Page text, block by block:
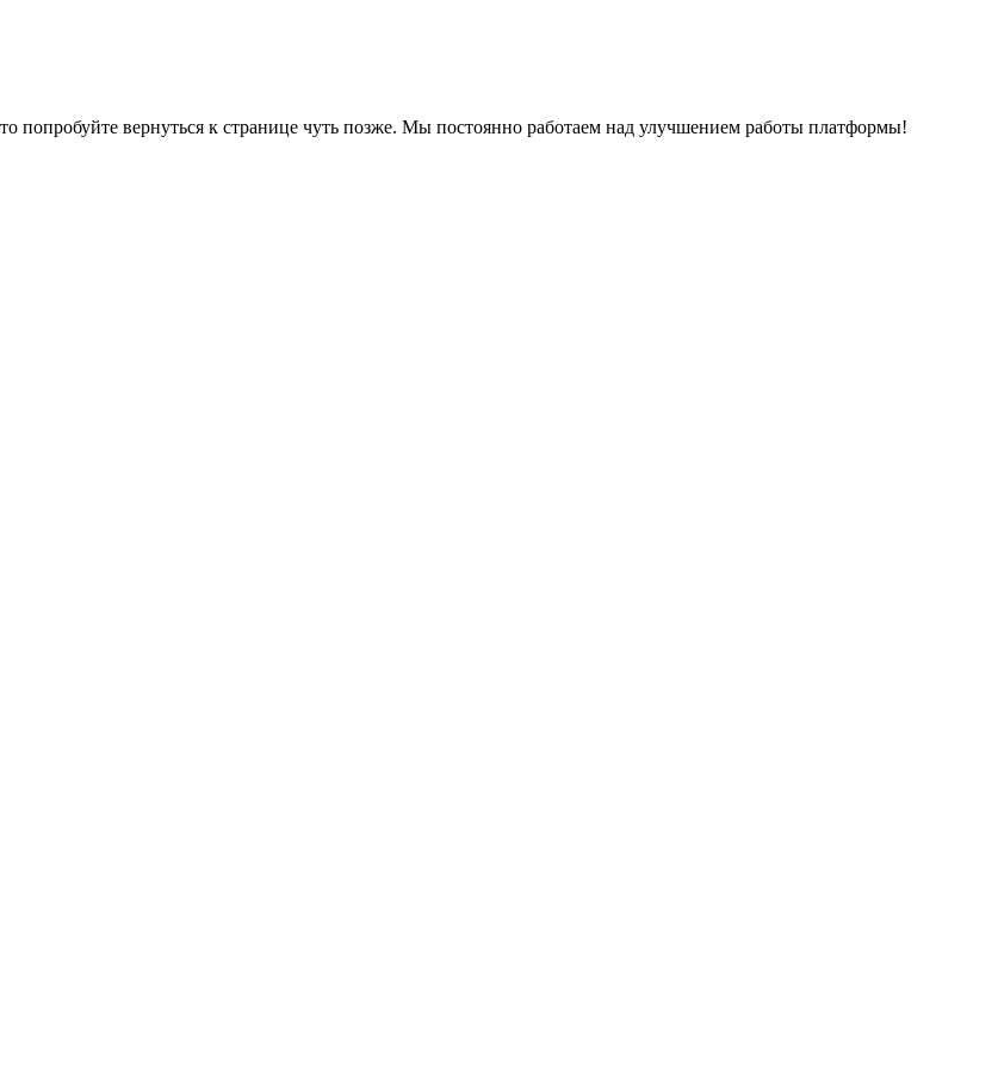
попробуйте вернуться к странице чуть позже. Мы постоянно работаем над улучшением работы платформы!